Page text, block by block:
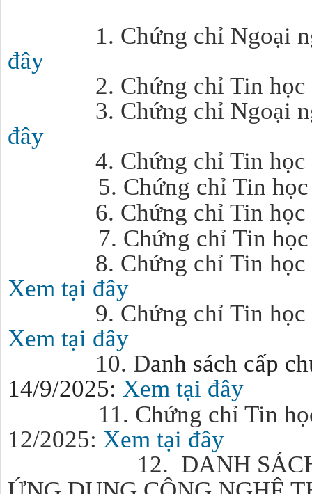
1. Chứng chỉ Ngoại
đây
2. Chứng chỉ Tin học
3. Chứng chỉ Ngoại
đây
4. Chứng chỉ Tin học
5. Chứng chỉ Tin
6. Chứng chỉ Tin học
7. Chứng chỉ Tin
8. Chứng chỉ Tin học 6
Xem tại đây
9. Chứng chỉ Tin học
Xem tại đây
10. Danh sách cấp
14/9/2025: Xem tại đây
11. Chứng chỉ Tin
12/2025: Xem tại đây
12. DANH